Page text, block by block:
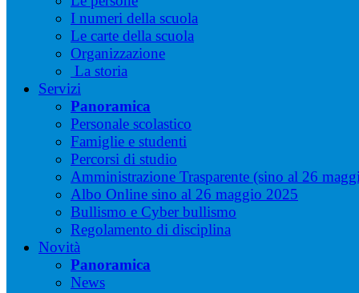
I numeri della scuola
Le carte della scuola
Organizzazione
La storia
Servizi
Panoramica
Personale scolastico
Famiglie e studenti
Percorsi di studio
Amministrazione Trasparente (sino al 26
Albo Online sino al 26 maggio 2025
Bullismo e Cyber bullismo
Regolamento di disciplina
Novità
Panoramica
News